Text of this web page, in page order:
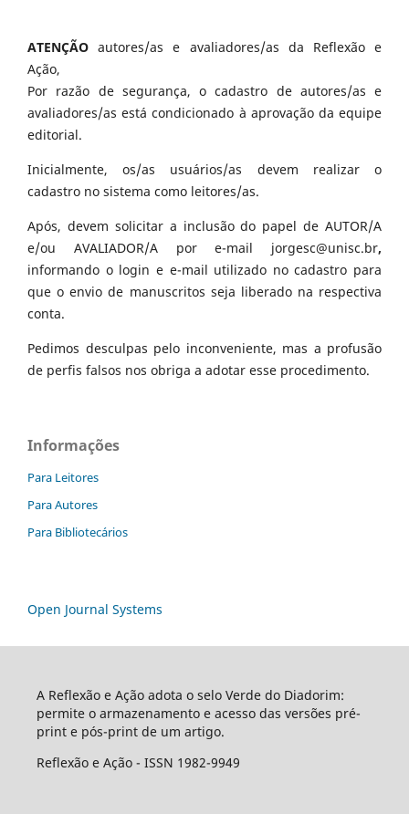
ATENÇÃO autores/as e avaliadores/as da Reflexão e
Ação,
Por razão de segurança, o cadastro de autores/as e
avaliadores/as está condicionado à aprovação da equipe
editorial.
Inicialmente, os/as usuários/as devem realizar o
cadastro no sistema como leitores/as.
Após, devem solicitar a inclusão do papel de AUTOR/A
e/ou AVALIADOR/A por e-mail jorgesc@unisc.br,
informando o login e e-mail utilizado no cadastro para
que o envio de manuscritos seja liberado na respectiva
conta.
Pedimos desculpas pelo inconveniente, mas a profusão
de perfis falsos nos obriga a adotar esse procedimento.
Informações
Para Leitores
Para Autores
Para Bibliotecários
Open Journal Systems
A Reflexão e Ação adota o selo Verde do Diadorim:
permite o armazenamento e acesso das versões pré-
print e pós-print de um artigo.
Reflexão e Ação - ISSN 1982-9949